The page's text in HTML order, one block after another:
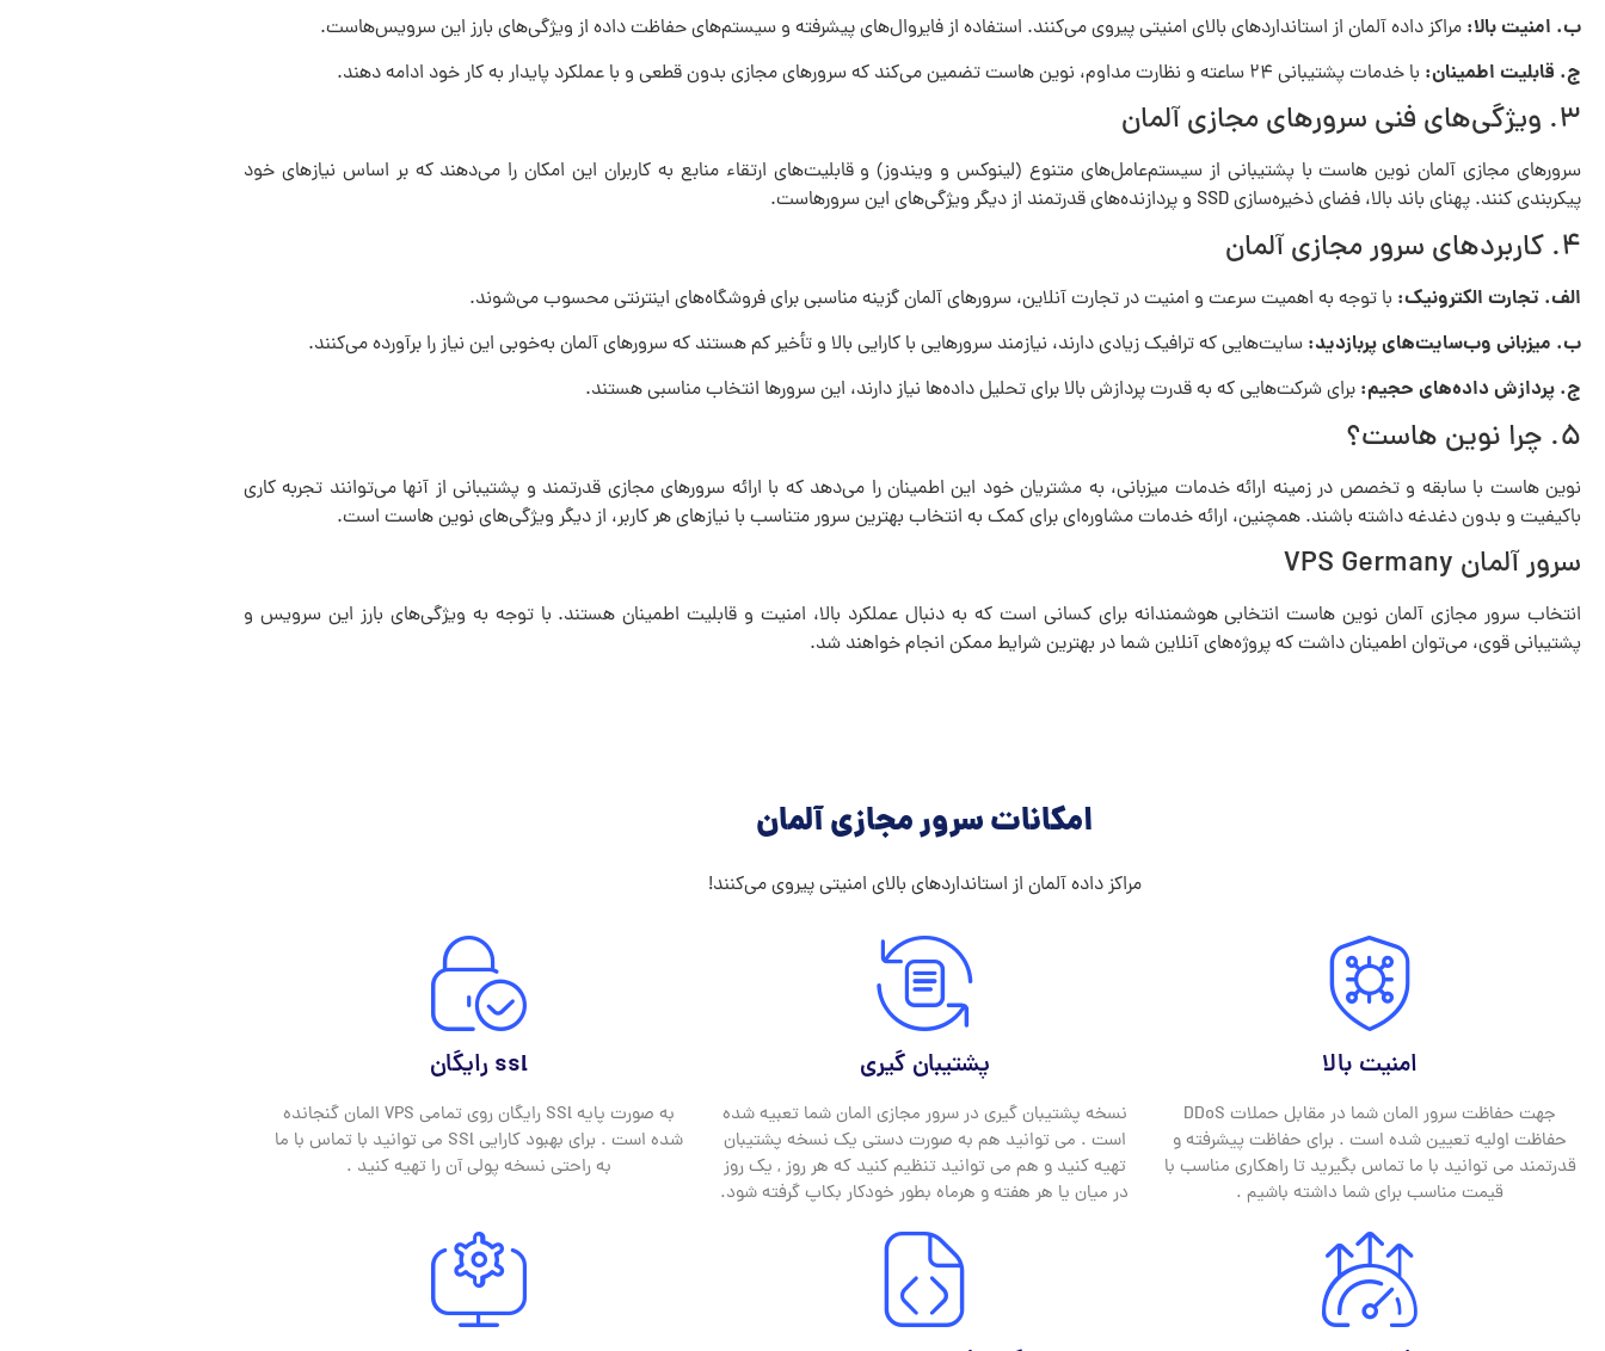
ب. امنیت بالا: مراکز داده آلمان از استانداردهای بالای امنیتی پیروی می‌کنند. استفاده از فایروال‌های پیشرفته و سیستم‌های حفاظت داده از ویژگی‌های بارز این سرویس‌هاست.
ج. قابلیت اطمینان: با خدمات پشتیبانی ۲۴ ساعته و نظارت مداوم، نوین هاست تضمین می‌کند که سرورهای مجازی بدون قطعی و با عملکرد پایدار به کار خود ادامه دهند.
۳. ویژگی‌های فنی سرورهای مجازی آلمان
سرورهای مجازی آلمان نوین هاست با پشتیبانی از سیستم‌عامل‌های متنوع (لینوکس و ویندوز) و قابلیت‌های ارتقاء منابع به کاربران این امکان را می‌دهند که بر اساس نیازهای خود
پیکربندی کنند. پهنای باند بالا، فضای ذخیره‌سازی SSD و پردازنده‌های قدرتمند از دیگر ویژگی‌های این سرورهاست.
۴. کاربردهای سرور مجازی آلمان
الف. تجارت الکترونیک: با توجه به اهمیت سرعت و امنیت در تجارت آنلاین، سرورهای آلمان گزینه مناسبی برای فروشگاه‌های اینترنتی محسوب می‌شوند.
ب. میزبانی وب‌سایت‌های پربازدید: سایت‌هایی که ترافیک زیادی دارند، نیازمند سرور‌هایی با کارایی بالا و تأخیر کم هستند که سرورهای آلمان به‌خوبی این نیاز را برآورده می‌کنند.
ج. پردازش داده‌های حجیم: برای شرکت‌هایی که به قدرت پردازش بالا برای تحلیل داده‌ها نیاز دارند، این سرورها انتخاب مناسبی هستند.
۵. چرا نوین هاست؟
نوین هاست با سابقه و تخصص در زمینه ارائه خدمات میزبانی، به مشتریان خود این اطمینان را می‌دهد که با ارائه سرورهای مجازی قدرتمند و پشتیبانی از آنها می‌توانند تجربه کاری
باکیفیت و بدون دغدغه داشته باشند. همچنین، ارائه خدمات مشاوره‌ای برای کمک به انتخاب بهترین سرور متناسب با نیازهای هر کاربر، از دیگر ویژگی‌های نوین هاست است.
سرور آلمان VPS Germany
انتخاب سرور مجازی آلمان نوین هاست انتخابی هوشمندانه برای کسانی است که به دنبال عملکرد بالا، امنیت و قابلیت اطمینان هستند. با توجه به ویژگی‌های بارز این سرویس و
پشتیبانی قوی، می‌توان اطمینان داشت که پروژه‌های آنلاین شما در بهترین شرایط ممکن انجام خواهند شد.
امکانات سرور مجازی آلمان
مراکز داده آلمان از استانداردهای بالای امنیتی پیروی می‌کنند!
امنیت بالا
جهت حفاظت سرور المان شما در مقابل حملات DDoS
حفاظت اولیه تعیین شده است . برای حفاظت پیشرفته و
قدرتمند می توانید با ما تماس بگیرید تا راهکاری مناسب با
قیمت مناسب برای شما داشته باشیم .
پشتیبان گیری
نسخه پشتیبان گیری در سرور مجازی المان شما تعبیه شده
است . می توانید هم به صورت دستی یک نسخه پشتیبان
تهیه کنید و هم می توانید تنظیم کنید که هر روز , یک روز
در میان یا هر هفته و هرماه بطور خودکار بکاپ گرفته شود.
ssl رایگان
به صورت پایه SSl رایگان روی تمامی VPS المان گنجانده
شده است . برای بهبود کارایی SSl می توانید با تماس با ما
به راحتی نسخه پولی آن را تهیه کنید .